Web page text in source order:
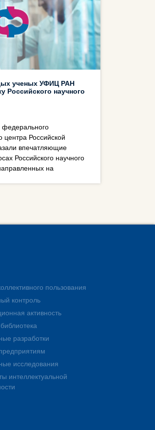
ученых УФИЦ РАН
Российского научного
центра Российской
впечатляющие
Российского научного
на
пользования
контроль
активность
разработки
исследования
интеллектуальной